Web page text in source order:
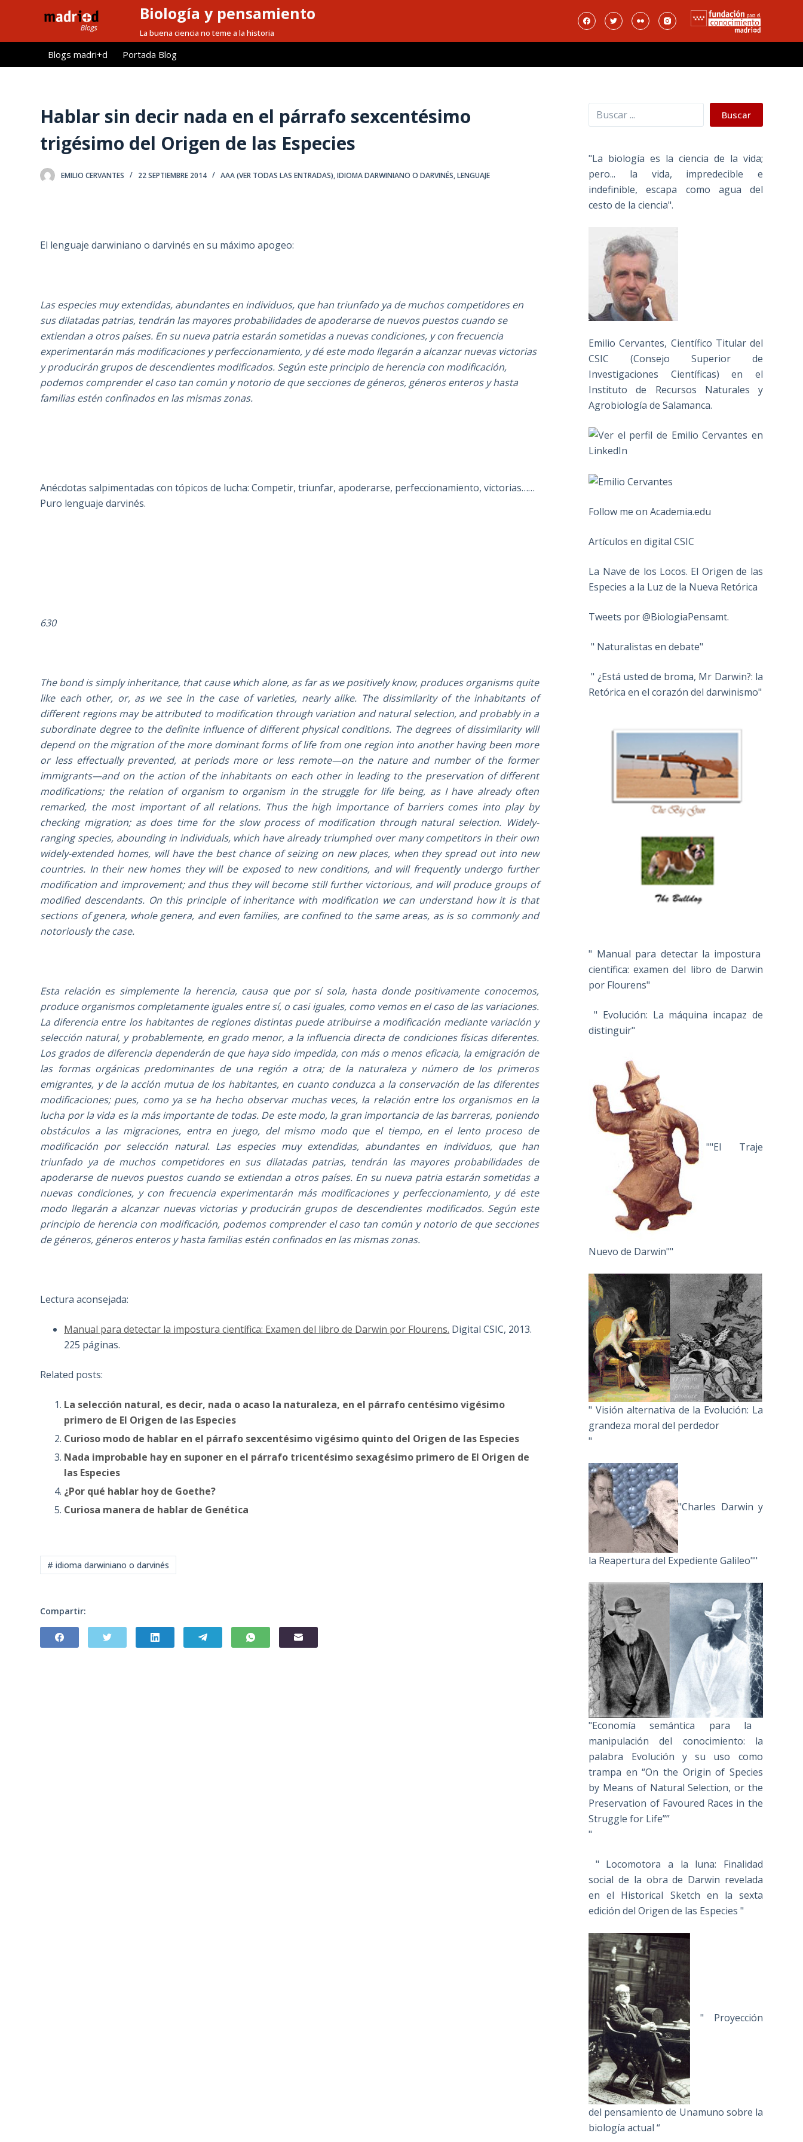
l
Biología y pensamiento
La buena ciencia no teme a la historia
Blogs madri+d Portada Blog
Hablar sin decir nada en el párrafo sexcentésimo
trigésimo del Origen de las Especies
EMILIO CERVANTES 22 SEPTIEMBRE 2014 AAA (VER TODAS LAS ENTRADAS),IDIOMA DARWINIANO O DARVINÉS,LENGUAJE
El lenguaje darwiniano o darvinés en su máximo apogeo:
Las especies muy extendidas, abundantes en individuos, que han triunfado ya de muchos competidores en
sus dilatadas patrias, tendrán las mayores probabilidades de apoderarse de nuevos puestos cuando se
extiendan a otros países. En su nueva patria estarán sometidas a nuevas condiciones, y con frecuencia
experimentarán más modificaciones y perfeccionamiento, y dé este modo llegarán a alcanzar nuevas victorias
y producirán grupos de descendientes modificados. Según este principio de herencia con modificación,
podemos comprender el caso tan común y notorio de que secciones de géneros, géneros enteros y hasta
familias estén confinados en las mismas zonas.
Anécdotas salpimentadas con tópicos de lucha: Competir, triunfar, apoderarse, perfeccionamiento, victorias……
Puro lenguaje darvinés.
630
The bond is simply inheritance, that cause which alone, as far as we positively know, produces organisms quite
like each other, or, as we see in the case of varieties, nearly alike. The dissimilarity of the inhabitants of
different regions may be attributed to modification through variation and natural selection, and probably in a
subordinate degree to the definite influence of different physical conditions. The degrees of dissimilarity will
depend on the migration of the more dominant forms of life from one region into another having been more
or less effectually prevented, at periods more or less remote—on the nature and number of the former
immigrants—and on the action of the inhabitants on each other in leading to the preservation of different
modifications; the relation of organism to organism in the struggle for life being, as I have already often
remarked, the most important of all relations. Thus the high importance of barriers comes into play by
checking migration; as does time for the slow process of modification through natural selection. Widely-
ranging species, abounding in individuals, which have already triumphed over many competitors in their own
widely-extended homes, will have the best chance of seizing on new places, when they spread out into new
countries. In their new homes they will be exposed to new conditions, and will frequently undergo further
modification and improvement; and thus they will become still further victorious, and will produce groups of
modified descendants. On this principle of inheritance with modification we can understand how it is that
sections of genera, whole genera, and even families, are confined to the same areas, as is so commonly and
notoriously the case.
Esta relación es simplemente la herencia, causa que por sí sola, hasta donde positivamente conocemos,
produce organismos completamente iguales entre sí, o casi iguales, como vemos en el caso de las variaciones.
La diferencia entre los habitantes de regiones distintas puede atribuirse a modificación mediante variación y
selección natural, y probablemente, en grado menor, a la influencia directa de condiciones físicas diferentes.
Los grados de diferencia dependerán de que haya sido impedida, con más o menos eficacia, la emigración de
las formas orgánicas predominantes de una región a otra; de la naturaleza y número de los primeros
emigrantes, y de la acción mutua de los habitantes, en cuanto conduzca a la conservación de las diferentes
modificaciones; pues, como ya se ha hecho observar muchas veces, la relación entre los organismos en la
lucha por la vida es la más importante de todas. De este modo, la gran importancia de las barreras, poniendo
obstáculos a las migraciones, entra en juego, del mismo modo que el tiempo, en el lento proceso de
modificación por selección natural. Las especies muy extendidas, abundantes en individuos, que han
triunfado ya de muchos competidores en sus dilatadas patrias, tendrán las mayores probabilidades de
apoderarse de nuevos puestos cuando se extiendan a otros países. En su nueva patria estarán sometidas a
nuevas condiciones, y con frecuencia experimentarán más modificaciones y perfeccionamiento, y dé este
modo llegarán a alcanzar nuevas victorias y producirán grupos de descendientes modificados. Según este
principio de herencia con modificación, podemos comprender el caso tan común y notorio de que secciones
de géneros, géneros enteros y hasta familias estén confinados en las mismas zonas.
Lectura aconsejada:
Manual para detectar la impostura científica: Examen del libro de Darwin por Flourens. Digital CSIC, 2013.
225 páginas.
Related posts:
La selección natural, es decir, nada o acaso la naturaleza, en el párrafo centésimo vigésimo
primero de El Origen de las Especies
Curioso modo de hablar en el párrafo sexcentésimo vigésimo quinto del Origen de las Especies
Nada improbable hay en suponer en el párrafo tricentésimo sexagésimo primero de El Origen de
las Especies
¿Por qué hablar hoy de Goethe?
Curiosa manera de hablar de Genética
# idioma darwiniano o darvinés
Compartir:
Buscar Buscar
"La biología es la ciencia de la vida;
pero... la vida, impredecible e
indefinible, escapa como agua del
cesto de la ciencia".
Emilio Cervantes, Científico Titular del
CSIC (Consejo Superior de
Investigaciones Científicas) en el
Instituto de Recursos Naturales y
Agrobiología de Salamanca.
Follow me on Academia.edu
Artículos en digital CSIC
La Nave de los Locos. El Origen de las
Especies a la Luz de la Nueva Retórica
Tweets por @BiologiaPensamt.
" Naturalistas en debate"
" ¿Está usted de broma, Mr Darwin?: la
Retórica en el corazón del darwinismo"
" Manual para detectar la impostura
científica: examen del libro de Darwin
por Flourens"
" Evolución: La máquina incapaz de
distinguir"
""El Traje
Nuevo de Darwin""
" Visión alternativa de la Evolución: La
grandeza moral del perdedor
"
"Charles Darwin y
la Reapertura del Expediente Galileo""
"Economía semántica para la
manipulación del conocimiento: la
palabra Evolución y su uso como
trampa en “On the Origin of Species
by Means of Natural Selection, or the
Preservation of Favoured Races in the
Struggle for Life””
"
" Locomotora a la luna: Finalidad
social de la obra de Darwin revelada
en el Historical Sketch en la sexta
edición del Origen de las Especies "
" Proyección
del pensamiento de Unamuno sobre la
biología actual “